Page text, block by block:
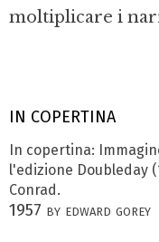
IN COPERTINA
In copertina:
l'edizione Doubleday
Conrad.
1957 by edward gorey
moltiplicare i